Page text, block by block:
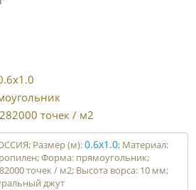
282000 точек / м2
Размер (м):0.6x1.0; Материал:
Форма: прямоугольник;
точек / м2; Высота ворса: 10 мм;
джут